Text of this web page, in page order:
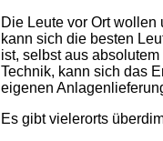
Die Leute vor Ort
kann sich die besten
ist, selbst aus
Technik, kann sich das
eigenen
Es gibt vielerorts